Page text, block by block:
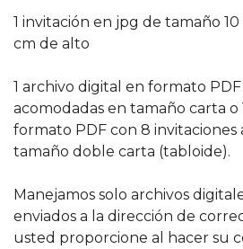
1 invitación en jpg de tamaño
cm de alto
1 archivo digital en formato
acomodadas en tamaño carta o
formato PDF con 8 invitaciones
tamaño doble carta (tabloide).
Manejamos solo archivos
enviados a la dirección de
usted proporcione al hacer su